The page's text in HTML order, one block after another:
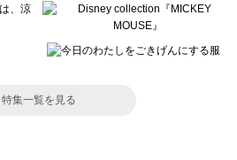
特集一覧を見る